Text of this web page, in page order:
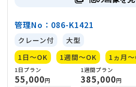
管理No：086-K1421
クレーン付
大型
1日～OK
1週間～OK 1ヵ月